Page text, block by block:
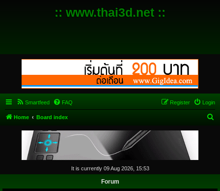
:: www.thai3d.net ::
Smartfeed FAQ Login
Register
Home Board index
h
It is currently 09 Aug 2026, 15:53
Forum